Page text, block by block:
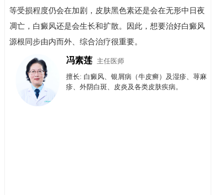
等受损程度仍会在加剧，皮肤黑色素还是会在无形中日夜
凋亡，白癜风还是会生长和扩散。因此，想要治好白癜风
源根同步由内而外、综合治疗很重要。
冯素莲 主任医师
擅长: 白癜风、银屑病（牛皮癣）​及​湿疹、荨麻
疹、外阴白斑、皮炎及各类皮肤疾病。